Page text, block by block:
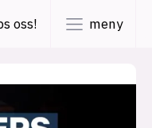
oss! meny